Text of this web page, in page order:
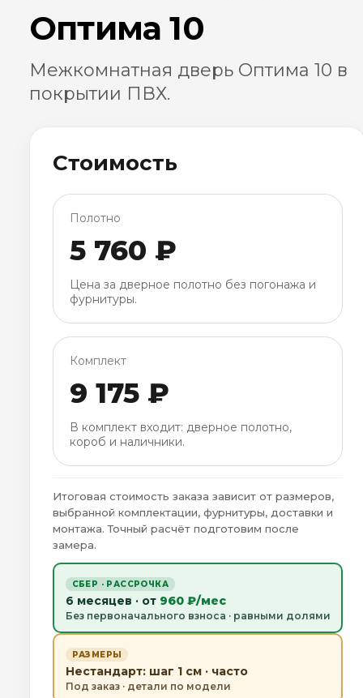
Оптима 10
Межкомнатная дверь Оптима 10 в
покрытии ПВХ.
Стоимость
Полотно
5 760 ₽
Цена за дверное полотно без погонажа и
фурнитуры.
Комплект
9 175 ₽
В комплект входит: дверное полотно,
короб и наличники.
Итоговая стоимость заказа зависит от размеров,
выбранной комплектации, фурнитуры, доставки и
монтажа. Точный расчёт подготовим после
замера.
СБЕР · РАССРОЧКА
6 месяцев · от 960 ₽/мес
Без первоначального взноса · равными долями
РАЗМЕРЫ
Нестандарт: шаг 1 см · часто
Под заказ · детали по модели